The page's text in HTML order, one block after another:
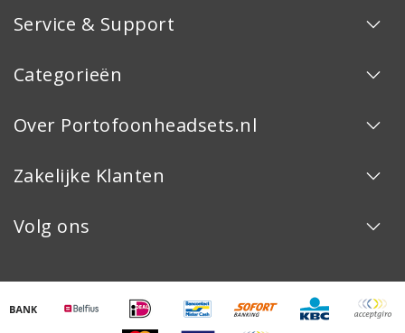
Service & Support
Categorieën
Over Portofoonheadsets.nl
Zakelijke Klanten
Volg ons